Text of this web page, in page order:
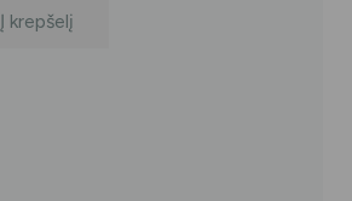
Į krepšelį